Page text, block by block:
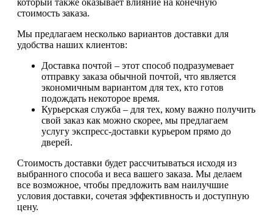
который также оказывает влияние на конечную
стоимость заказа.
Мы предлагаем несколько вариантов доставки для
удобства наших клиентов:
Доставка почтой – этот способ подразумевает
отправку заказа обычной почтой, что является
экономичным вариантом для тех, кто готов
подождать некоторое время.
Курьерская служба – для тех, кому важно получить
свой заказ как можно скорее, мы предлагаем
услугу экспресс-доставки курьером прямо до
дверей.
Стоимость доставки будет рассчитываться исходя из
выбранного способа и веса вашего заказа. Мы делаем
все возможное, чтобы предложить вам наилучшие
условия доставки, сочетая эффективность и доступную
цену.